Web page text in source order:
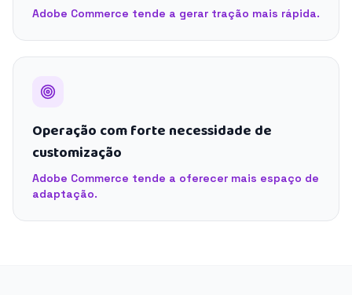
Adobe Commerce tende a gerar tração mais rápida.
Operação com forte necessidade de
customização
Adobe Commerce tende a oferecer mais espaço de
adaptação.